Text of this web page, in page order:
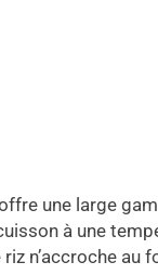
une large
à une
n’accroche au